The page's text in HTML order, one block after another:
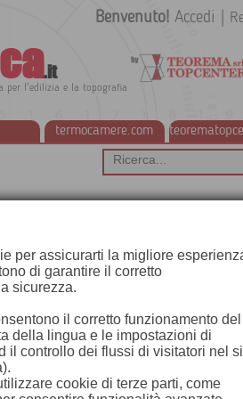
.it
per l'edilizia e la topografia
termocamere.com
Benvenuto! Accedi
per assicurarti la migliore
di garantire il corretto
sicurezza.
il corretto funzionamento del
della lingua e le impostazioni di
il controllo dei flussi di visitatori nel
cookie di terze parti, come